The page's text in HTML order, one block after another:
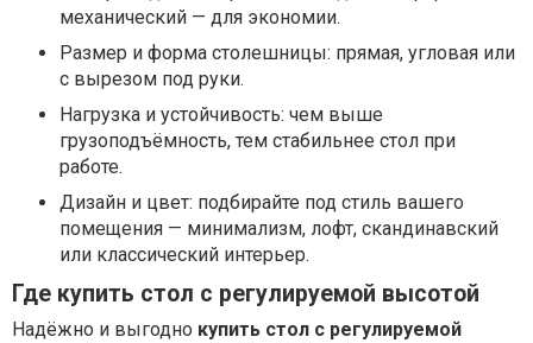
механический — для экономии.
Размер и форма столешницы: прямая, угловая или
с вырезом под руки.
Нагрузка и устойчивость: чем выше
грузоподъёмность, тем стабильнее стол при
работе.
Дизайн и цвет: подбирайте под стиль вашего
помещения — минимализм, лофт, скандинавский
или классический интерьер.
Где купить стол с регулируемой высотой
Надёжно и выгодно купить стол с регулируемой